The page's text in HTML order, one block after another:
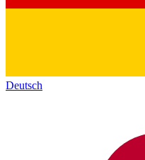
Deutsch